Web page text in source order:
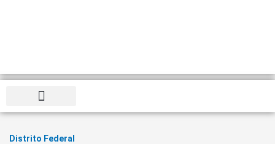
Distrito Federal